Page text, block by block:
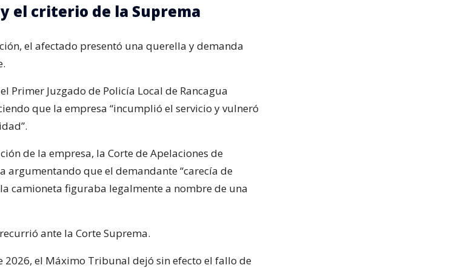
el criterio de la Suprema
el afectado presentó una querella y demanda
Primer Juzgado de Policía Local de Rancagua
que la empresa “incumplió el servicio y vulneró
de la empresa, la Corte de Apelaciones de
argumentando que el demandante “carecía de
camioneta figuraba legalmente a nombre de una
ante la Corte Suprema.
2026, el Máximo Tribunal dejó sin efecto el fallo de